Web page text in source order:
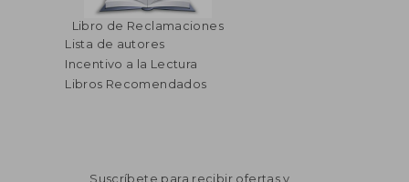
Libro de Reclamaciones
Lista de autores
Incentivo a la Lectura
Libros Recomendados
Suscríbete para recibir ofertas y